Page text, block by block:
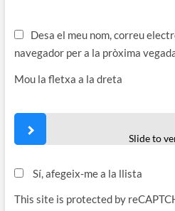
Desa el meu nom, correu
navegador per a la pròxima
Mou la fletxa a la dreta
Slide to
Sí, afegeix-me a la llista
This site is protected by